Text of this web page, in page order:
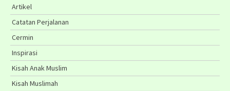
Artikel
Catatan Perjalanan
Cermin
Inspirasi
Kisah Anak Muslim
Kisah Muslimah